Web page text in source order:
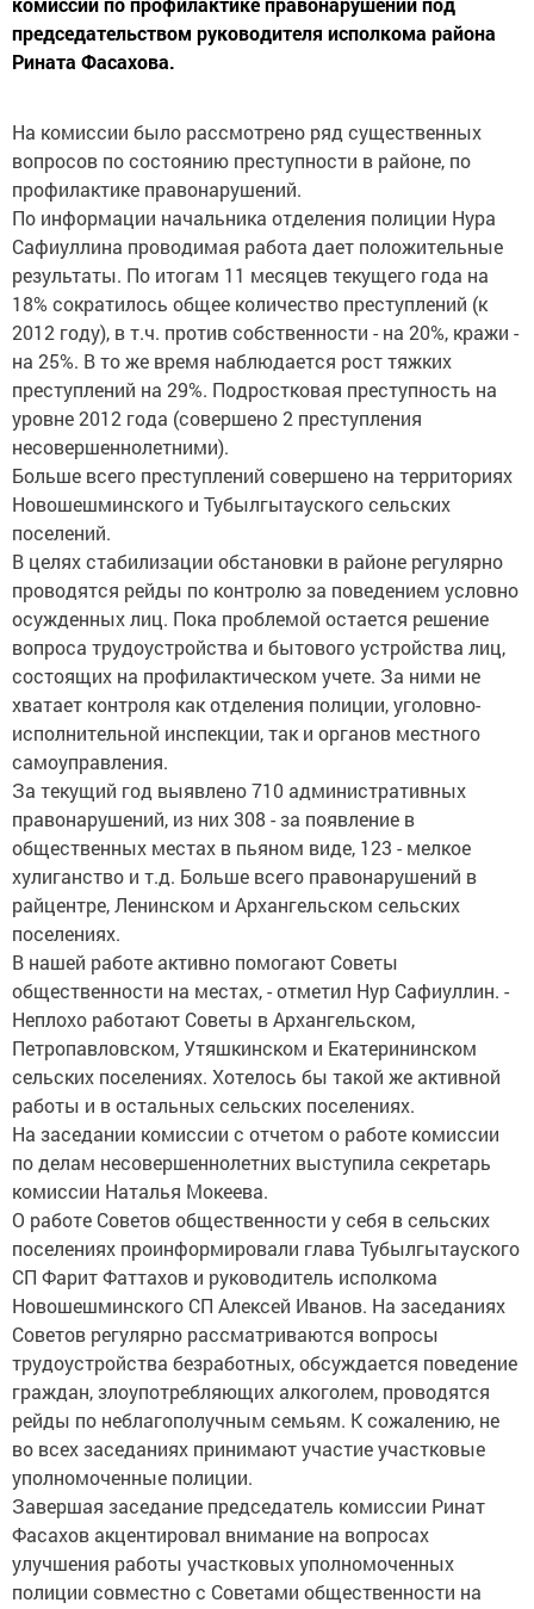
председательством руководителя исполкома района
Рината Фасахова.
На комиссии было рассмотрено ряд существенных
вопросов по состоянию преступности в районе, по
профилактике правонарушений.
По информации начальника отделения полиции Нура
Сафиуллина проводимая работа дает положительные
результаты. По итогам 11 месяцев текущего года на
18% сократилось общее количество преступлений (к
2012 году), в т.ч. против собственности - на 20%, кражи -
на 25%. В то же время наблюдается рост тяжких
преступлений на 29%. Подростковая преступность на
уровне 2012 года (совершено 2 преступления
несовершеннолетними).
Больше всего преступлений совершено на территориях
Новошешминского и Тубылгытауского сельских
поселений.
В целях стабилизации обстановки в районе регулярно
проводятся рейды по контролю за поведением условно
осужденных лиц. Пока проблемой остается решение
вопроса трудоустройства и бытового устройства лиц,
состоящих на профилактическом учете. За ними не
хватает контроля как отделения полиции, уголовно-
исполнительной инспекции, так и органов местного
самоуправления.
За текущий год выявлено 710 административных
правонарушений, из них 308 - за появление в
общественных местах в пьяном виде, 123 - мелкое
хулиганство и т.д. Больше всего правонарушений в
райцентре, Ленинском и Архангельском сельских
поселениях.
В нашей работе активно помогают Советы
общественности на местах, - отметил Нур Сафиуллин. -
Неплохо работают Советы в Архангельском,
Петропавловском, Утяшкинском и Екатерининском
сельских поселениях. Хотелось бы такой же активной
работы и в остальных сельских поселениях.
На заседании комиссии с отчетом о работе комиссии
по делам несовершеннолетних выступила секретарь
комиссии Наталья Мокеева.
О работе Советов общественности у себя в сельских
поселениях проинформировали глава Тубылгытауского
СП Фарит Фаттахов и руководитель исполкома
Новошешминского СП Алексей Иванов. На заседаниях
Советов регулярно рассматриваются вопросы
трудоустройства безработных, обсуждается поведение
граждан, злоупотребляющих алкоголем, проводятся
рейды по неблагополучным семьям. К сожалению, не
во всех заседаниях принимают участие участковые
уполномоченные полиции.
Завершая заседание председатель комиссии Ринат
Фасахов акцентировал внимание на вопросах
улучшения работы участковых уполномоченных
полиции совместно с Советами общественности на